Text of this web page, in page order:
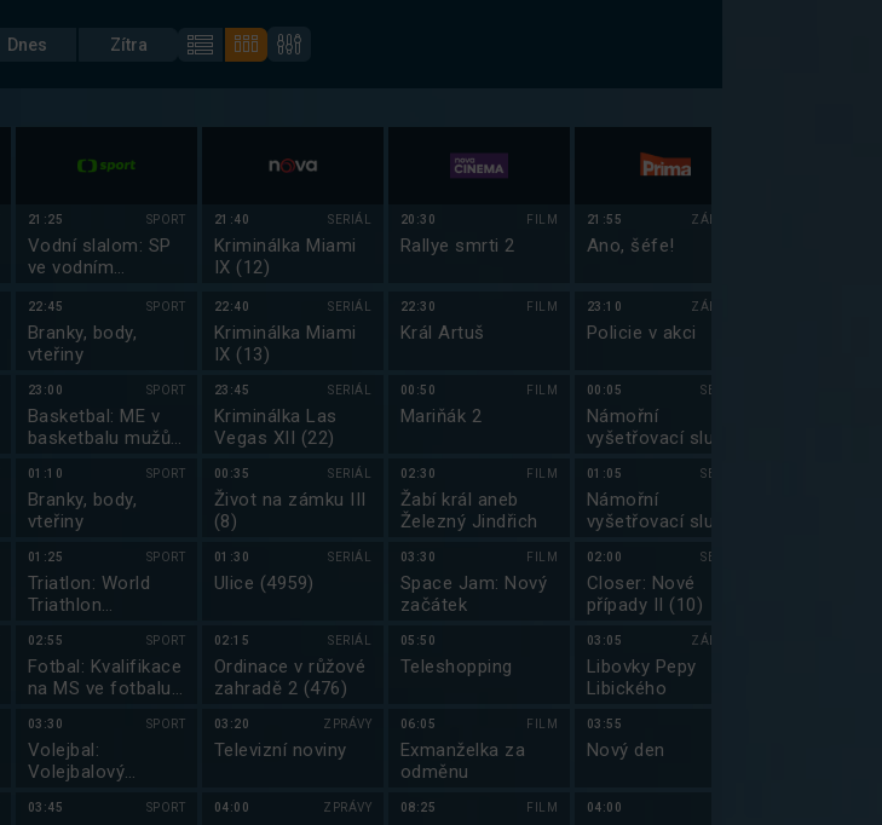
Dnes Zítra
21:25 SPORT
Vodní slalom: SP
ve vodním
22:45 SPORT
Branky, body,
vteřiny
23:00 SPORT
Basketbal: ME v
basketbalu mužů
01:10 SPORT
Branky, body,
vteřiny
01:25 SPORT
Triatlon: World
Triathlon
Series 2025
02:55 SPORT
Fotbal: Kvalifikace
na MS ve fotbalu
03:30 SPORT
Volejbal:
Volejbalový
03:45 SPORT
21:40 SERIÁL
Kriminálka Miami
IX (12)
22:40 SERIÁL
Kriminálka Miami
IX (13)
23:45 SERIÁL
Kriminálka Las
Vegas XII (22)
00:35 SERIÁL
Život na zámku III
(8)
01:30 SERIÁL
Ulice (4959)
02:15 SERIÁL
Ordinace v růžové
zahradě 2 (476)
03:20 ZPRÁVY
Televizní noviny
04:00 ZPRÁVY
20:30 FILM
Rallye smrti 2
22:30 FILM
Král Artuš
00:50 FILM
Mariňák 2
02:30 FILM
Žabí král aneb
Železný Jindřich
03:30 FILM
Space Jam: Nový
začátek
05:50
Teleshopping
06:05 FILM
Exmanželka za
odměnu
08:25 FILM
21:55 ZÁBAVA
Ano, šéfe!
23:10 ZÁBAVA
Policie v akci
00:05 SERIÁL
Námořní
vyšetřovací služba
01:05 SERIÁL
Námořní
vyšetřovací služba
02:00 SERIÁL
Closer: Nové
případy II (10)
03:05 ZÁBAVA
Libovky Pepy
Libického
03:55
Nový den
04:00